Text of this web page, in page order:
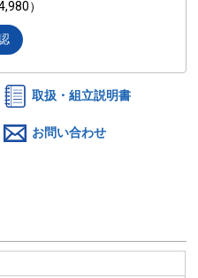
）
取扱・組立説明書
お問い合わせ